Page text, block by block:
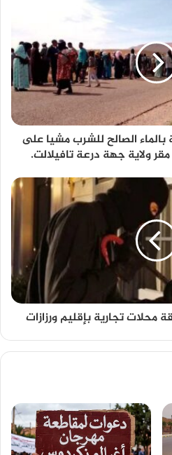
الصالح للشرب مشيا على
ولاية جهة درعة تافيلالت.
تجارية بإقليم ورزازات